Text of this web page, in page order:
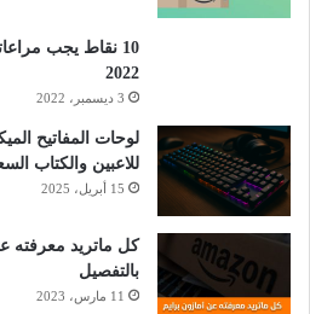
10 نقاط يجب
2022
3 ديسمبر، 2022
لوحات المفاتيح
للاعبين والكتاب
15 أبريل، 2025
كل ماتريد معرفته
بالتفصيل
11 مارس، 2023